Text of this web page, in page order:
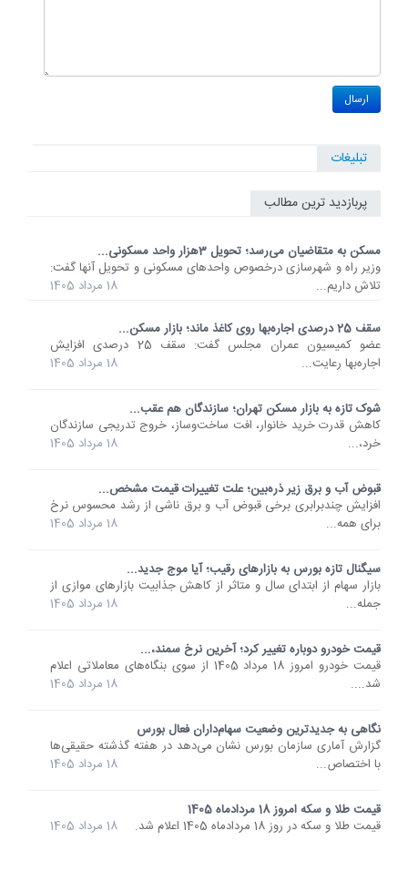
تبلیغات
پربازدید ترین مطالب
مسکن به متقاضیان می‌رسد؛ تحویل 3هزار واحد مسکونی...
وزیر راه و شهرسازی درخصوص واحدهای مسکونی و تحویل آنها گفت:
تلاش داریم...
18 مرداد 1405
سقف 25 درصدی اجاره‌بها روی کاغذ ماند؛ بازار مسکن...
عضو کمیسیون عمران مجلس گفت: سقف 25 درصدی افزایش
اجاره‌بها رعایت...
18 مرداد 1405
شوک تازه به بازار مسکن تهران؛ سازندگان هم عقب...
کاهش قدرت خرید خانوار، افت ساخت‌وساز، خروج تدریجی سازندگان
خرد،...
18 مرداد 1405
قبوض آب و برق زیر ذره‌بین؛ علت تغییرات قیمت مشخص...
افزایش چندبرابری برخی قبوض آب و برق ناشی از رشد محسوس نرخ
برای همه...
18 مرداد 1405
سیگنال تازه بورس به بازارهای رقیب؛ آیا موج جدید...
بازار سهام از ابتدای سال و متاثر از کاهش جذابیت بازارهای موازی از
جمله...
18 مرداد 1405
قیمت خودرو دوباره تغییر کرد؛ آخرین نرخ سمند،...
قیمت خودرو امروز 18 مرداد 1405 از سوی بنگاه‌های معاملاتی اعلام
شد....
18 مرداد 1405
نگاهی به جدیدترین وضعیت سهام‌داران فعال بورس
گزارش آماری سازمان بورس نشان می‌دهد در هفته گذشته حقیقی‌ها
با اختصاص...
18 مرداد 1405
قیمت طلا و سکه امروز 18 مردادماه 1405
قیمت طلا و سکه در روز 18 مردادماه 1405 اعلام شد.
18 مرداد 1405